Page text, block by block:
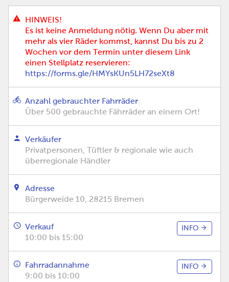
HINWEIS!
Es ist keine Anmeldung nötig. Wenn Du aber mit
mehr als vier Räder kommst, kannst Du bis zu 2
Wochen vor dem Termin unter diesem Link
einen Stellplatz reservieren:
https://forms.gle/HMYsKUn5LH72seXt8
Anzahl gebrauchter Fahrräder
Über 500 gebrauchte Fährräder an einem Ort!
Verkäufer
Privatpersonen, Tüftler & regionale wie auch
überregionale Händler
Adresse
Bürgerweide 10, 28215 Bremen
Verkauf
10:00 bis 15:00
INFO
Fahrradannahme
9:00 bis 10:00
INFO